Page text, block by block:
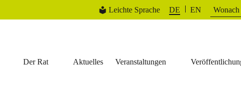
Suchen
nach:
DE EN
Leichte Sprache
Der Rat Aktuelles Veranstaltungen